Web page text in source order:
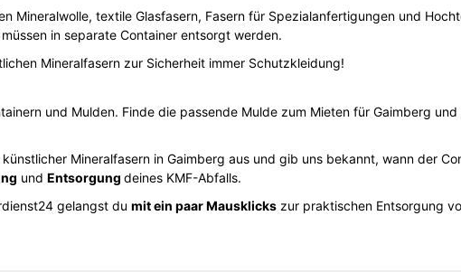
Mineralwolle, textile Glasfasern, Fasern für Spezialanfertigungen und
in separate Container entsorgt werden.
Mineralfasern zur Sicherheit immer Schutzkleidung!
und Mulden. Finde die passende Mulde zum Mieten für Gaimberg und
Mineralfasern in Gaimberg aus und gib uns bekannt, wann der
und Entsorgung deines KMF-Abfalls.
gelangst du mit ein paar Mausklickszur praktischen Entsorgung